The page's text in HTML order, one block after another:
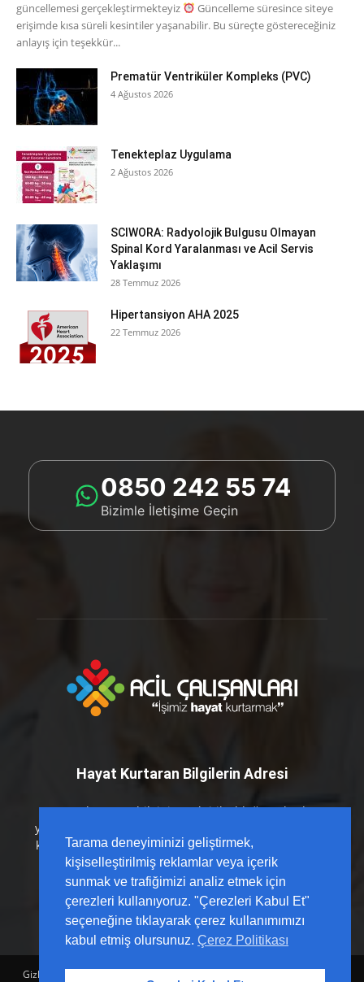
güncellemesi gerçekleştirmekteyiz
Güncelleme süresince siteye
erişimde kısa süreli kesintiler yaşanabilir. Bu süreçte göstereceğiniz
anlayış için teşekkür...
Prematür Ventriküler Kompleks (PVC)
4 Ağustos 2026
Tenekteplaz Uygulama
2 Ağustos 2026
SCIWORA: Radyolojik Bulgusu Olmayan
Spinal Kord Yaralanması ve Acil Servis
Yaklaşımı
28 Temmuz 2026
Hipertansiyon AHA 2025
22 Temmuz 2026
0850 242 55 74
Bizimle İletişime Geçin
Hayat Kurtaran Bilgilerin Adresi
Hayat kurtaran bilginin en kritik olduğu anlarda
yanınızdayız. Acil Çalışanları platformu olarak; sahada
karşılığı olan, güncel kılavuzlarla desteklenmiş ve hızlı
erişilebilir içerikleri sizlerle buluşturuyoruz.
Gizlilik Politikası
Tarama deneyiminizi geliştirmek,
kişiselleştirilmiş reklamlar veya içerik
sunmak ve trafiğimizi analiz etmek için
çerezleri kullanıyoruz. "Çerezleri Kabul Et"
seçeneğine tıklayarak çerez kullanımımızı
kabul etmiş olursunuz. Çerez Politikası